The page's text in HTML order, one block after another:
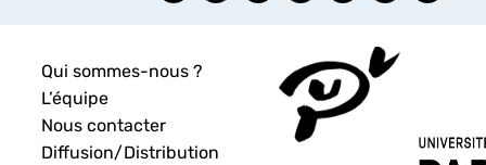
Qui sommes-nous ?
L’équipe
Nous contacter
Diffusion/Distribution